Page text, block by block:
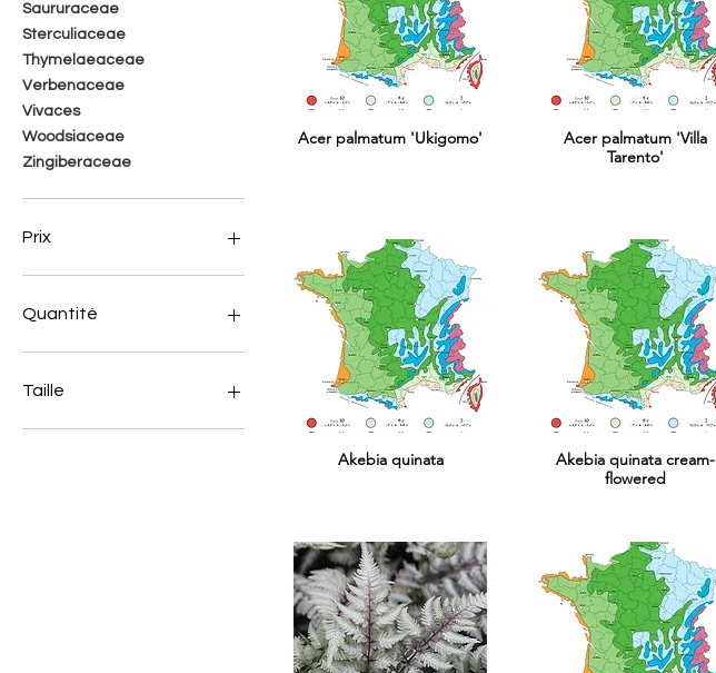
Saururaceae
Sterculiaceae
Thymelaeaceae
Verbenaceae
Vivaces
Woodsiaceae
Zingiberaceae
Prix
Quantité
Lot de 2 plants
Taille
Acer palmatum 'Ukigomo'
Acer palmatum 'Villa
Tarento'
Akebia quinata
Akebia quinata cream-
flowered